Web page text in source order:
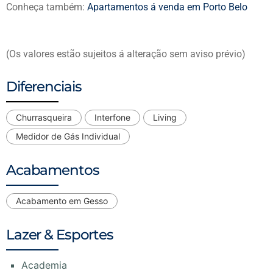
Conheça também: Apartamentos á venda em Porto Belo
(Os valores estão sujeitos á alteração sem aviso prévio)
Diferenciais
Churrasqueira Interfone
Living
Medidor de Gás Individual
Acabamentos
Acabamento em Gesso
Lazer & Esportes
Academia